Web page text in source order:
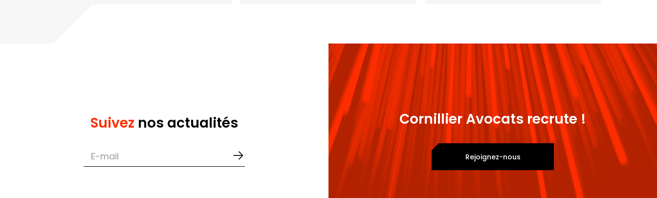
Suivez nos actualités Cornillier Avocats recrute !
Rejoignez-nous